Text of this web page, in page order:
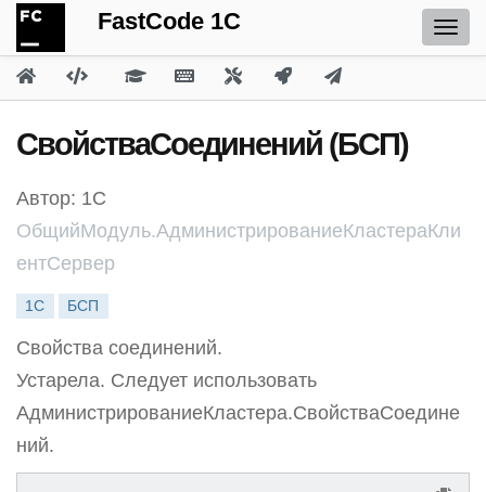
FastCode 1C
СвойстваСоединений (БСП)
Автор: 1С
ОбщийМодуль.АдминистрированиеКластераКли
ентСервер
1С БСП
Свойства соединений.
Устарела. Следует использовать
АдминистрированиеКластера.СвойстваСоедине
ний.